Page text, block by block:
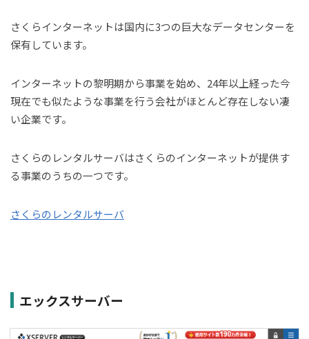
さくらインターネットは国内に3つの巨大なデータセンターを
保有しています。
インターネットの黎明期から事業を始め、24年以上経った今
現在でも似たような事業を行う会社がほとんど存在しない凄
い企業です。
さくらのレンタルサーバはさくらのインターネットが提供す
る事業のうちの一つです。
さくらのレンタルサーバ
エックスサーバー